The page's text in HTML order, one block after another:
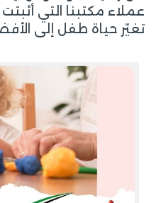
عملاء مكتبنا التي
تغيّر حياة طفل إلى